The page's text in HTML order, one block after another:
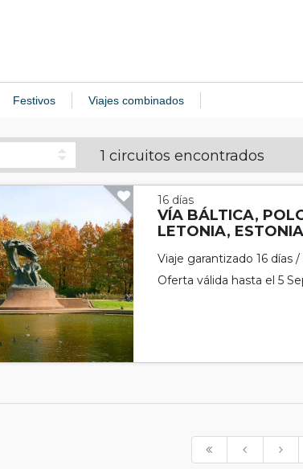
Festivos Viajes combinados
1 circuitos encontrados
16 días
VÍA BÁLTICA,
LETONIA, ESTONIA
Viaje garantizado 16 días /
Oferta válida hasta el 5